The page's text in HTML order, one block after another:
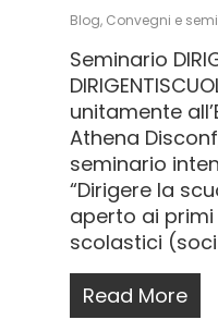
Blog, Convegni e
Seminario
unitamente
Athena
seminario
“Dirigere la
aperto ai primi
scolastici (soci
Read More